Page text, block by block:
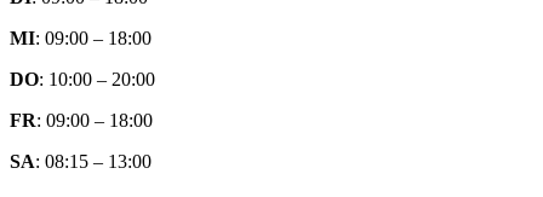
MI: 09:00 – 18:00
DO: 10:00 – 20:00
FR: 09:00 – 18:00
SA: 08:15 – 13:00